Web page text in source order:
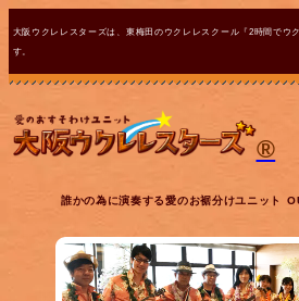
大阪ウクレレスターズは、東梅田のウクレレスクール『2時間でウ
す。
®
誰かの為に演奏する愛のお裾分けユニット